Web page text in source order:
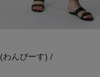
(わんぴーす) /